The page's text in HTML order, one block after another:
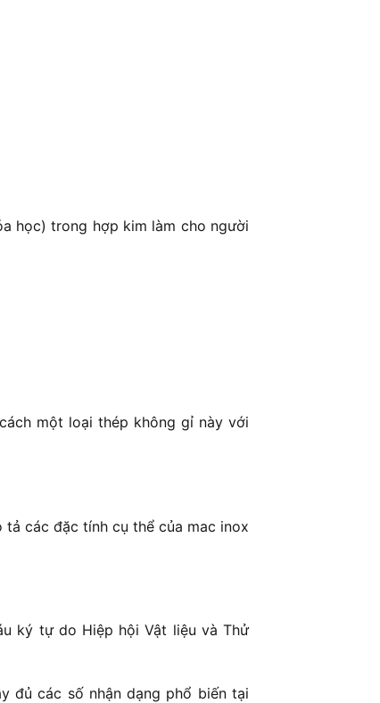
học) trong hợp kim làm cho người
một loại thép không gỉ này với
các đặc tính cụ thể của mac inox
ký tự do Hiệp hội Vật liệu và Thử
đủ các số nhận dạng phổ biến tại